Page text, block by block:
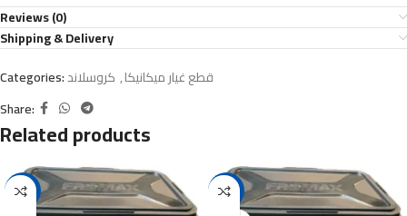
Reviews (0)
Shipping & Delivery
Categories:
قطع غيار ميكانيكا, كروسلاند
Share:
Related products
-30%
-31%